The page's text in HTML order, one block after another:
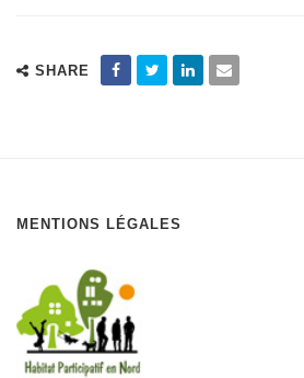
SHARE
MENTIONS LÉGALES